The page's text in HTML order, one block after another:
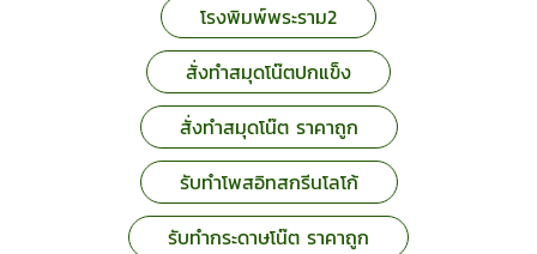
โรงพิมพ์พระราม2
สั่งทำสมุดโน๊ตปกแข็ง
สั่งทำสมุดโน๊ต ราคาถูก
รับทำโพสอิทสกรีนโลโก้
รับทำกระดาษโน๊ต ราคาถูก